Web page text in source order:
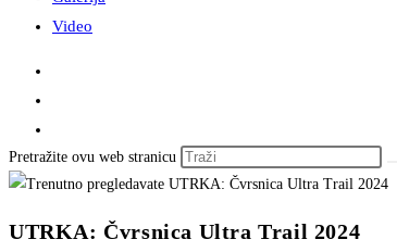
Video
Pretražite ovu web stranicu
UTRKA: Čvrsnica Ultra Trail 2024